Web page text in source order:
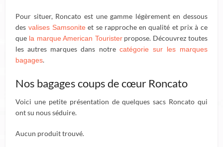
Pour situer, Roncato est une gamme légèrement en dessous
des valises Samsoniteet se rapproche en qualité et prix à ce
que la marque American Touristerpropose. Découvrez toutes
les autres marques dans notre catégorie sur les marques
bagages.
Nos bagages coups de cœur Roncato
Voici une petite présentation de quelques sacs Roncato qui
ont su nous séduire.
Aucun produit trouvé.